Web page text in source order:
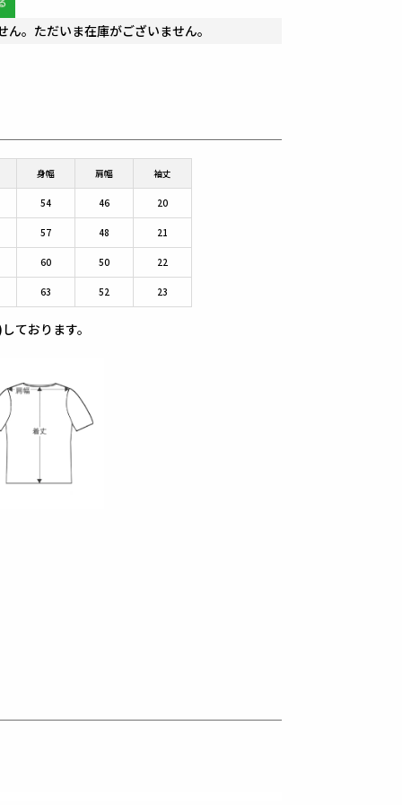
ん。ただいま在庫がございません。
身幅 肩幅 袖丈
54 46 20
57 48 21
60 50 22
63 52 23
ております。